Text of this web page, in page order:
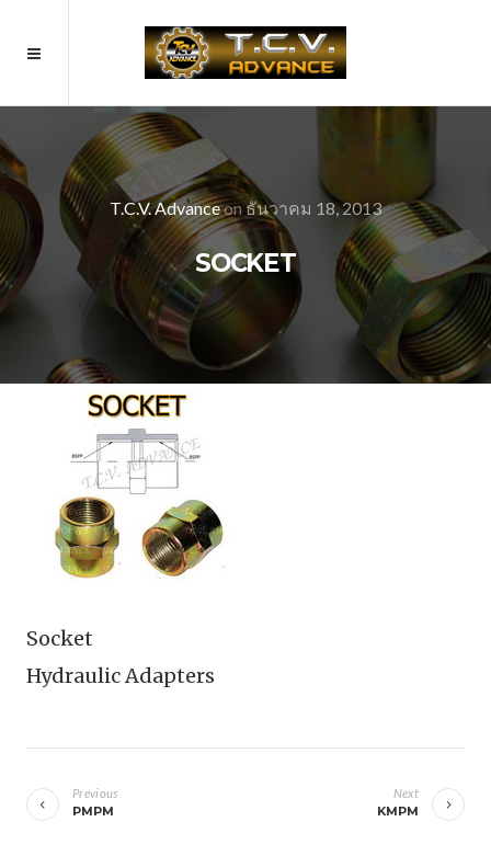
T.C.V. Advanceonธันวาคม 18, 2013
SOCKET
Socket
Hydraulic Adapters
นำทาง
เรื่อง
Previous
PMPM
Next
KMPM